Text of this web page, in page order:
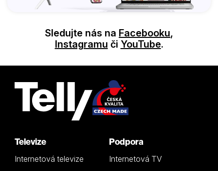
Sledujte nás na Facebooku,
Instagramu či YouTube.
Televize
Internetová televize
Podpora
Internetová TV